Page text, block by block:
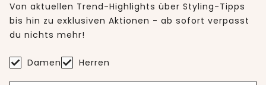
Von aktuellen Trend-Highlights über Styling-Tipps
bis hin zu exklusiven Aktionen - ab sofort verpasst
du nichts mehr!
Damen Herren